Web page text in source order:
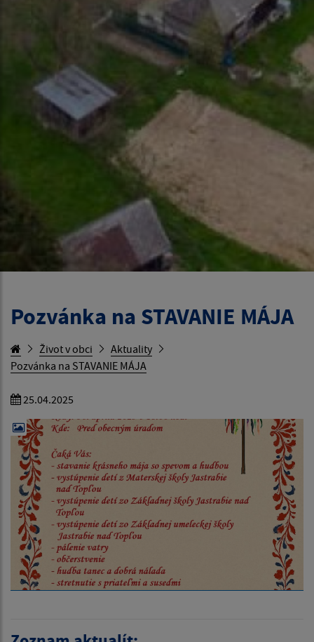
Pozvánka na STAVANIE MÁJA
Život v obci
Aktuality
Pozvánka na STAVANIE MÁJA
25.04.2025